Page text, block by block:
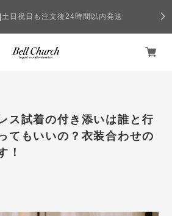
土日祝日も注文後24時間以内発送
ス試着の付き添いは誰と行
てもいいの？衣装合わせの
！